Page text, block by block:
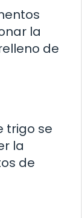
la
de
trigo se
la
de